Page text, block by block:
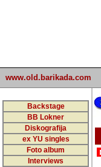
www.old.barikada.com
Backstage
BB Lokner
Diskografija
ex YU singles
Foto album
Interviews